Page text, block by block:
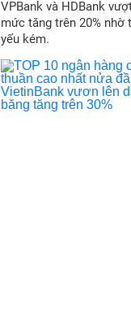
VPBank và HDBank
mức tăng trên 20% nhờ
yếu kém.